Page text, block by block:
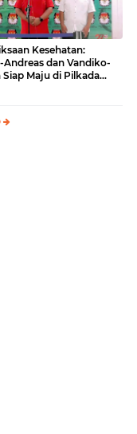
Kesehatan:
Andreas dan Vandiko-
Maju di Pilkada